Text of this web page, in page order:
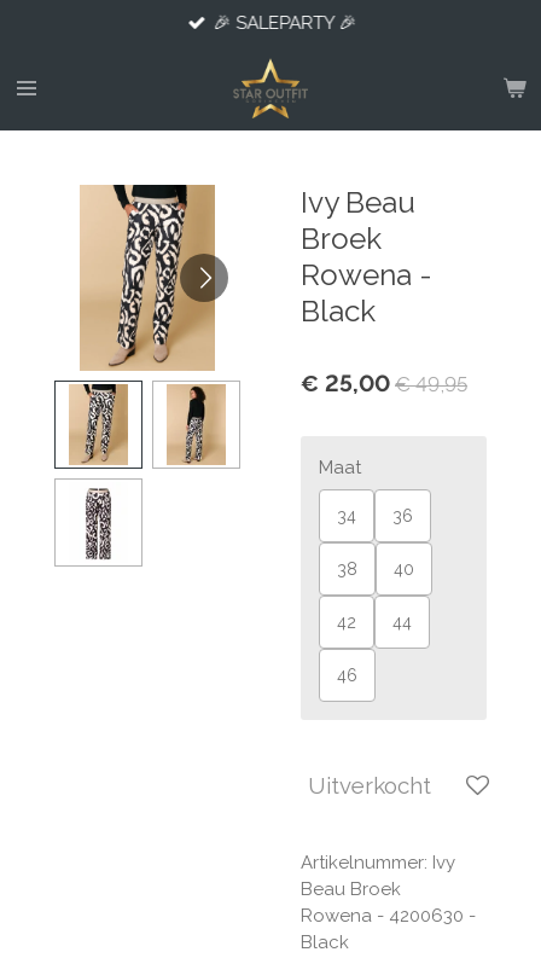
naar
hoofdinhoud
🎉 SALEPARTY 🎉
Ivy Beau
Broek
Rowena -
Black
€ 25,00 € 49,95
Maat
34 36
38 40
42 44
46
Uitverkocht
Artikelnummer: Ivy
Beau Broek
Rowena - 4200630 -
Black